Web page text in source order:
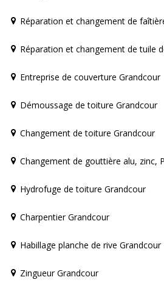
Réparation et changement de
Réparation et changement de tuile
Entreprise de couverture Grandcour
Démoussage de toiture Grandcour
Changement de toiture Grandcour
Changement de gouttière alu, zinc,
Hydrofuge de toiture Grandcour
Charpentier Grandcour
Habillage planche de rive Grandcour
Zingueur Grandcour